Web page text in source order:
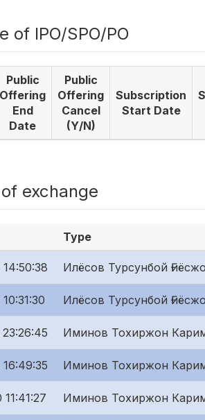
of IPO/SPO/PO
Public
Offering
End
Date
Public
Offering
Cancel
(Y/N)
Subscription
Start Date
exchange
Type
Илёсов Турсунбой
Илёсов Турсунбой
Иминов Тохиржон
Иминов Тохиржон
Иминов Тохиржон